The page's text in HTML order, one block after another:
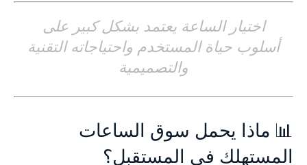
اختيار الساعة يعتمد بشكل كبير على
أسلوب حياة المستخدم واحتياجاته التقنية
والتصميمية
📊 ماذا يحمل سوق الساعات
المستهلك في المستقبل؟